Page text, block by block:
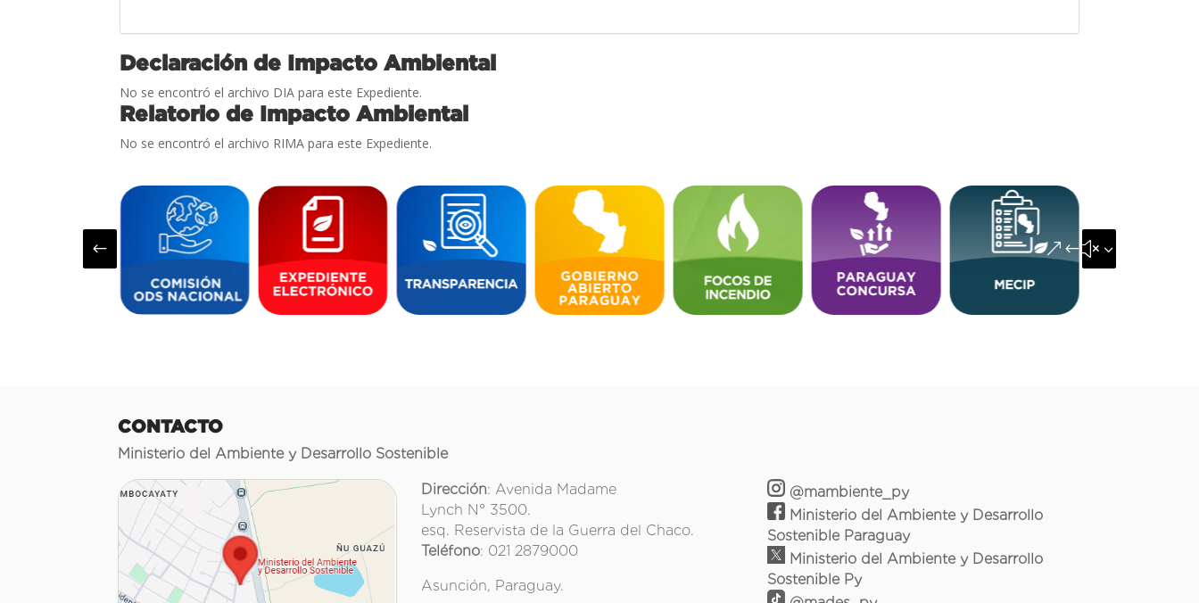
Declaración de Impacto Ambiental
No se encontró el archivo DIA para este Expediente.
Relatorio de Impacto Ambiental
No se encontró el archivo RIMA para este Expediente.
# &#x35;
CONTACTO
Ministerio del Ambiente y Desarrollo Sostenible
Dirección: Avenida Madame
Lynch N° 3500.
esq. Reservista de la Guerra del Chaco.
Teléfono: 021 2879000
Asunción, Paraguay.
@mambiente_py
Ministerio del Ambiente y Desarrollo
Sostenible Paraguay
Ministerio del Ambiente y Desarrollo
Sostenible Py